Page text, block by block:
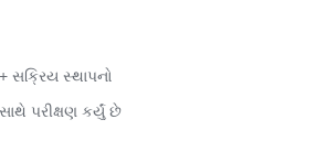
સક્રિય સ્થાપનો
પરીક્ષણ કર્યું છે